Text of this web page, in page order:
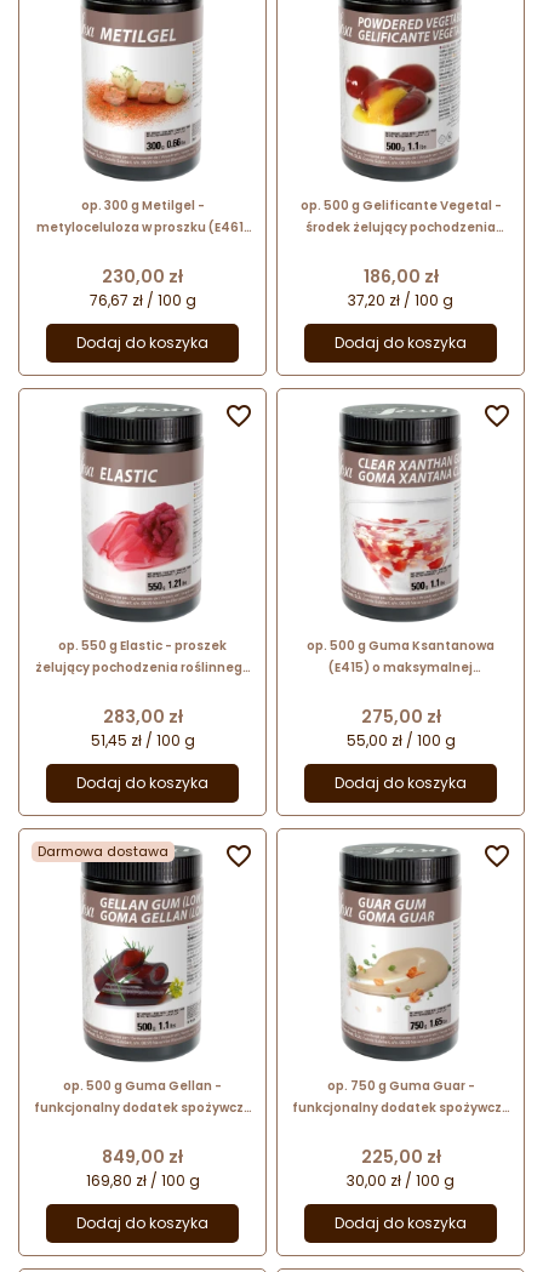
op. 300 g Metilgel -
metyloceluloza w proszku (E461)
kat. 41395 Sosa Ingredients
Cena
230,00 zł
76,67 zł / 100 g
Dodaj do koszyka
op. 500 g Gelificante Vegetal -
środek żelujący pochodzenia
Ingredients
Cena
186,00 zł
37,20 zł / 100 g
Dodaj do koszyka
op. 550 g Elastic - proszek
żelujący pochodzenia roślinnego
kat. 49570 Sosa Ingredients
Cena
283,00 zł
51,45 zł / 100 g
Dodaj do koszyka

op. 500 g Guma Ksantanowa
(E415) o maksymalnej
Xantana Clear - nr. kat. 41385
Sosa Ingredients
Cena
275,00 zł
55,00 zł / 100 g
Dodaj do koszyka

Darmowa dostawa
op. 500 g Guma Gellan -
funkcjonalny dodatek spożywczy
kat. 48690 Sosa Ingredients
Cena
849,00 zł
169,80 zł / 100 g
Dodaj do koszyka

op. 750 g Guma Guar -
funkcjonalny dodatek spożywczy
nr. kat. 48682 Sosa Ingredients
Cena
225,00 zł
30,00 zł / 100 g
Dodaj do koszyka
